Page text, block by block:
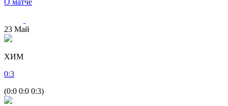
О матче
23 Май
ХИМ
0:3
(0:0 0:0 0:3)